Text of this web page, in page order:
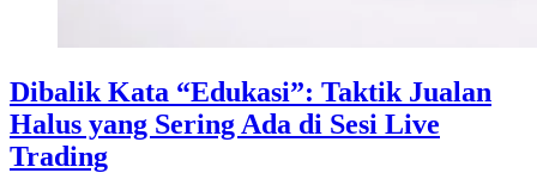
Dibalik Kata “Edukasi”: Taktik Jualan
Halus yang Sering Ada di Sesi Live
Trading